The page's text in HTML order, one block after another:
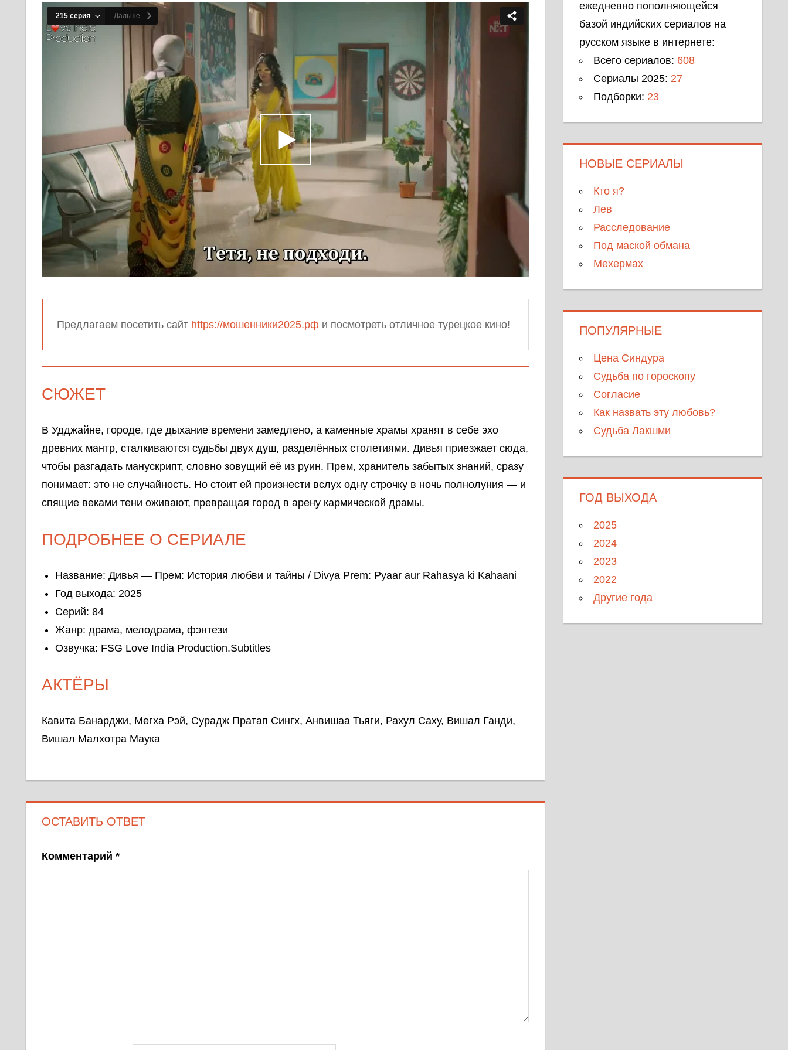
Предлагаем посетить сайт https://мошенники2025.рф и посмотреть отличное турецкое кино!
СЮЖЕТ
В Удджайне, городе, где дыхание времени замедлено, а каменные храмы хранят в себе эхо
древних мантр, сталкиваются судьбы двух душ, разделённых столетиями. Дивья приезжает сюда,
чтобы разгадать манускрипт, словно зовущий её из руин. Прем, хранитель забытых знаний, сразу
понимает: это не случайность. Но стоит ей произнести вслух одну строчку в ночь полнолуния — и
спящие веками тени оживают, превращая город в арену кармической драмы.
ПОДРОБНЕЕ О СЕРИАЛЕ
Название: Дивья — Прем: История любви и тайны / Divya Prem: Pyaar aur Rahasya ki Kahaani
Год выхода: 2025
Серий: 84
Жанр: драма, мелодрама, фэнтези
Озвучка: FSG Love India Production.Subtitles
АКТЁРЫ
Кавита Банарджи, Мегха Рэй, Сурадж Пратап Сингх, Анвишаа Тьяги, Рахул Саху, Вишал Ганди,
Вишал Малхотра Маука
ОСТАВИТЬ ОТВЕТ
Комментарий *
ежедневно пополняющейся
базой индийских сериалов на
русском языке в интернете:
Всего сериалов: 608
Сериалы 2025: 27
Подборки: 23
НОВЫЕ СЕРИАЛЫ
Кто я?
Лев
Расследование
Под маской обмана
Мехермах
ПОПУЛЯРНЫЕ
Цена Синдура
Судьба по гороскопу
Согласие
Как назвать эту любовь?
Судьба Лакшми
ГОД ВЫХОДА
2025
2024
2023
2022
Другие года